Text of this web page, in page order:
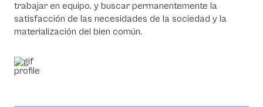
trabajar en equipo, y buscar permanentemente la
satisfacción de las necesidades de la sociedad y la
materialización del bien común.